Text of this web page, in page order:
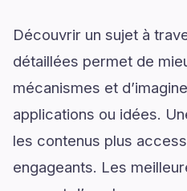
Découvrir un sujet à
détaillées permet de
mécanismes et
applications ou idées.
les contenus plus
engageants. Les